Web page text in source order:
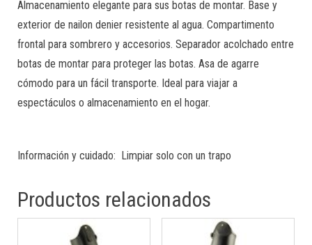
Almacenamiento elegante para sus botas de montar. Base y
exterior de nailon denier resistente al agua. Compartimento
frontal para sombrero y accesorios. Separador acolchado entre
botas de montar para proteger las botas. Asa de agarre
cómodo para un fácil transporte. Ideal para viajar a
espectáculos o almacenamiento en el hogar.
Información y cuidado: Limpiar solo con un trapo
Productos relacionados